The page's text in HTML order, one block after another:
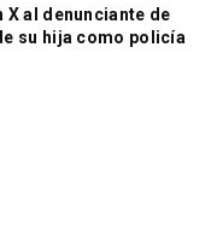
X al denunciante de
su hija como policía